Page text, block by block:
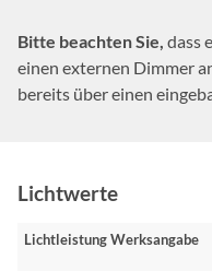
Bitte beachten Sie, dass
einen externen Dimmer
bereits über einen
Lichtwerte
Lichtleistung Werksangabe